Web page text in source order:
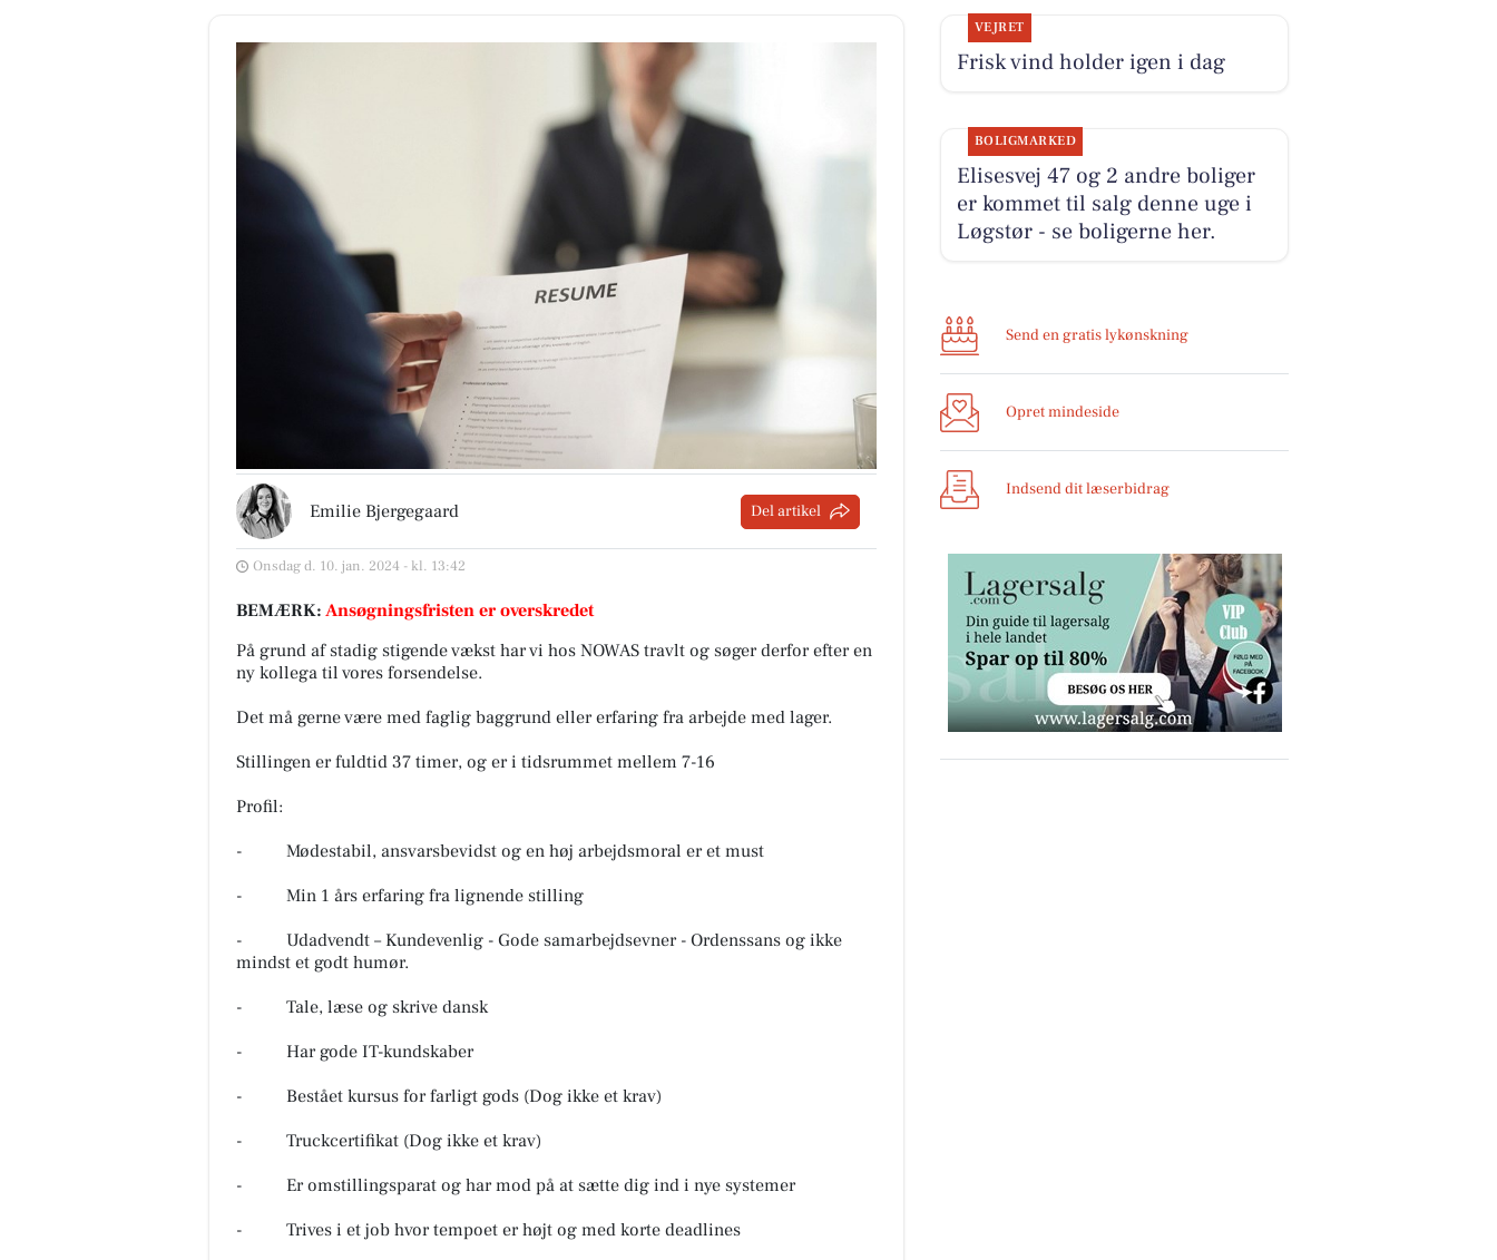
Emilie Bjergegaard Del artikel
Onsdag d. 10. jan. 2024 - kl. 13:42
BEMÆRK: Ansøgningsfristen er overskredet
På grund af stadig stigende vækst har vi hos NOWAS travlt og søger derfor efter en
ny kollega til vores forsendelse.
Det må gerne være med faglig baggrund eller erfaring fra arbejde med lager.
Stillingen er fuldtid 37 timer, og er i tidsrummet mellem 7-16
Profil:
- Mødestabil, ansvarsbevidst og en høj arbejdsmoral er et must
- Min 1 års erfaring fra lignende stilling
- Udadvendt – Kundevenlig - Gode samarbejdsevner - Ordenssans og ikke
mindst et godt humør.
- Tale, læse og skrive dansk
- Har gode IT-kundskaber
- Bestået kursus for farligt gods (Dog ikke et krav)
- Truckcertifikat (Dog ikke et krav)
- Er omstillingsparat og har mod på at sætte dig ind i nye systemer
- Trives i et job hvor tempoet er højt og med korte deadlines
VEJRET
Frisk vind holder igen i dag
BOLIGMARKED
Elisesvej 47 og 2 andre boliger
er kommet til salg denne uge i
Løgstør - se boligerne her.
Send en gratis lykønskning
Opret mindeside
Indsend dit læserbidrag